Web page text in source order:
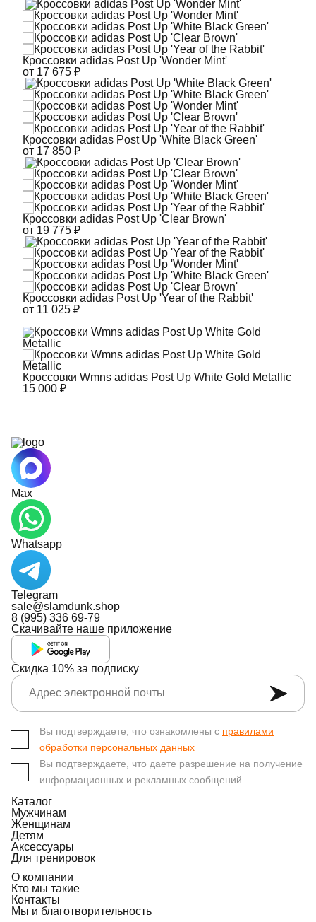
Кроссовки adidas Post Up 'Wonder Mint'
от 17 675 ₽
Кроссовки adidas Post Up 'White Black Green'
от 17 850 ₽
Кроссовки adidas Post Up 'Clear Brown'
от 19 775 ₽
Кроссовки adidas Post Up 'Year of the Rabbit'
от 11 025 ₽
Кроссовки Wmns adidas Post Up White Gold Metallic
15 000 ₽
Max
Whatsapp
Telegram
sale@slamdunk.shop
8 (995) 336 69-79
Скачивайте наше приложение
Скидка 10% за подписку
Вы подтверждаете, что ознакомлены с правилами
обработки персональных данных
Вы подтверждаете, что даете разрешение на получение
информационных и рекламных сообщений
Каталог
Мужчинам
Женщинам
Детям
Аксессуары
Для тренировок
О компании
Кто мы такие
Контакты
Мы и благотворительность